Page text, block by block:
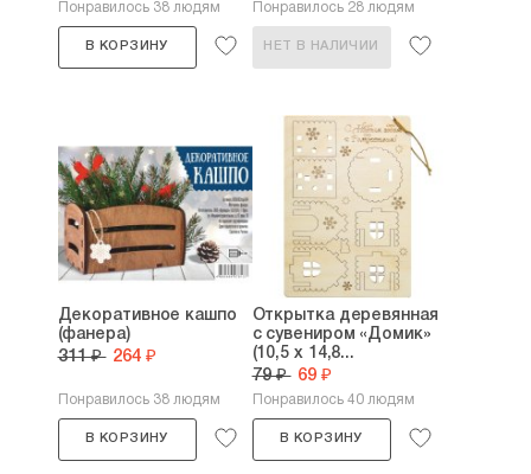
Понравилось 38 людям
В КОРЗИНУ
Понравилось 28 людям
НЕТ В НАЛИЧИИ
Декоративное кашпо
(фанера)
311 ₽ 264 ₽
Понравилось 38 людям
В КОРЗИНУ
Открытка деревянная
с сувениром «Домик»
(10,5 х 14,8...
79 ₽ 69 ₽
Понравилось 40 людям
В КОРЗИНУ